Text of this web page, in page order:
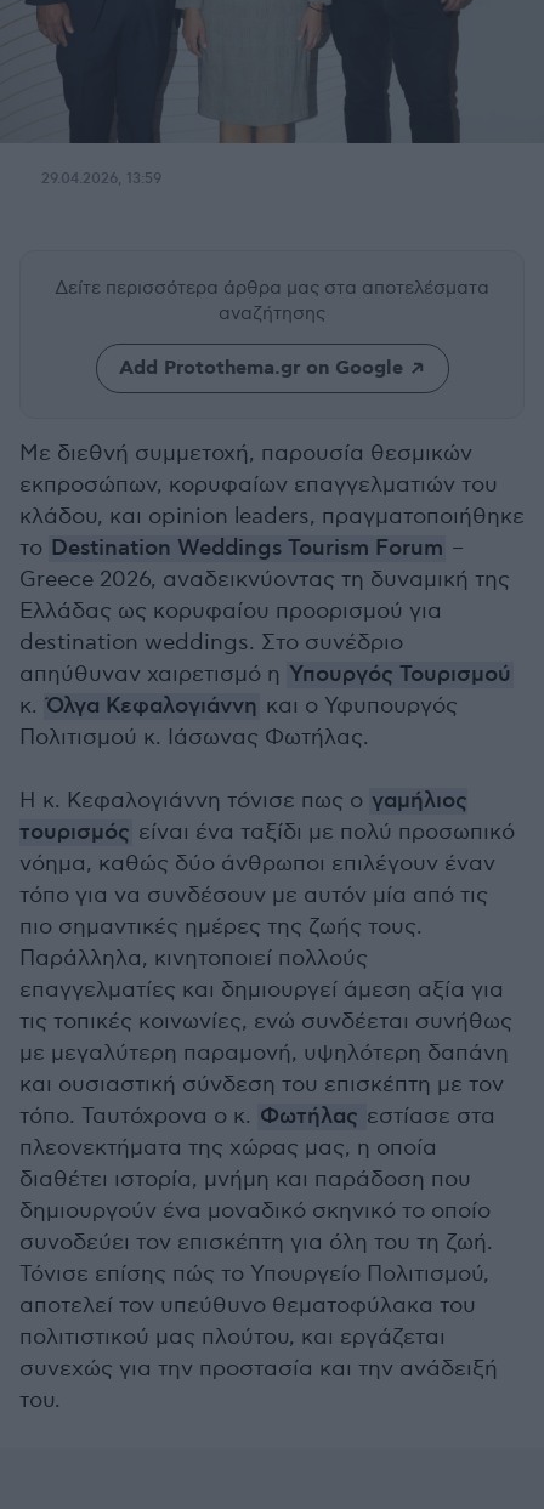
29.04.2026, 13:59
Δείτε περισσότερα άρθρα μας στα αποτελέσματα
αναζήτησης
Add Protothema.gr on Google
Με διεθνή συμμετοχή, παρουσία θεσμικών
εκπροσώπων, κορυφαίων επαγγελματιών του
κλάδου, και opinion leaders, πραγματοποιήθηκε
το Destination Weddings Tourism Forum –
Greece 2026, αναδεικνύοντας τη δυναμική της
Ελλάδας ως κορυφαίου προορισμού για
destination weddings. Στο συνέδριο
απηύθυναν χαιρετισμό η Υπουργός Τουρισμού
κ. Όλγα Κεφαλογιάννη και ο Υφυπουργός
Πολιτισμού κ. Ιάσωνας Φωτήλας.
Η κ. Κεφαλογιάννη τόνισε πως ο γαμήλιος
τουρισμός είναι ένα ταξίδι με πολύ προσωπικό
νόημα, καθώς δύο άνθρωποι επιλέγουν έναν
τόπο για να συνδέσουν με αυτόν μία από τις
πιο σημαντικές ημέρες της ζωής τους.
Παράλληλα, κινητοποιεί πολλούς
επαγγελματίες και δημιουργεί άμεση αξία για
τις τοπικές κοινωνίες, ενώ συνδέεται συνήθως
με μεγαλύτερη παραμονή, υψηλότερη δαπάνη
και ουσιαστική σύνδεση του επισκέπτη με τον
τόπο. Ταυτόχρονα ο κ. Φωτήλας εστίασε στα
πλεονεκτήματα της χώρας μας, η οποία
διαθέτει ιστορία, μνήμη και παράδοση που
δημιουργούν ένα μοναδικό σκηνικό το οποίο
συνοδεύει τον επισκέπτη για όλη του τη ζωή.
Τόνισε επίσης πώς το Υπουργείο Πολιτισμού,
αποτελεί τον υπεύθυνο θεματοφύλακα του
πολιτιστικού μας πλούτου, και εργάζεται
συνεχώς για την προστασία και την ανάδειξή
του.